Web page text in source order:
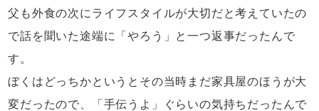
父も外食の次に ライフスタイルが大切だと考えていたの
で話を聞いた途端に「やろう」と一つ返事だったんで
す。
ぼくはどっちかというとその当時 まだ家具屋のほうが大
変だったので、
「手伝うよ」ぐらいの気持ちだったんで